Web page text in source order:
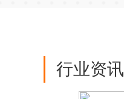
行业资讯